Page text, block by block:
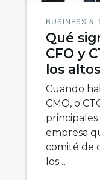
BUSINESS &
Qué
CFO y
los
Cuando
CMO, o
empresa
comité de
los…